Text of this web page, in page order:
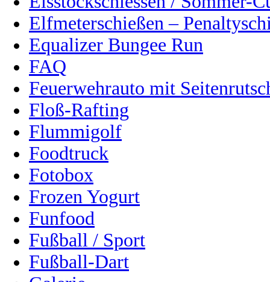
Elfmeterschießen –
Equalizer Bungee Run
FAQ
Feuerwehrauto mit
Floß-Rafting
Flummigolf
Foodtruck
Fotobox
Frozen Yogurt
Funfood
Fußball / Sport
Fußball-Dart